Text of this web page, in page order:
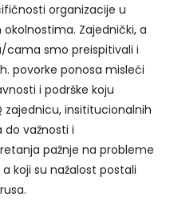
organizacije u
Zajednički, a
cama smo preispitivali i
povorke ponosa misleći
i podrške koju
zajednicu, insititucionalnih
do važnosti i
pažnje na probleme
koji su nažalost postali